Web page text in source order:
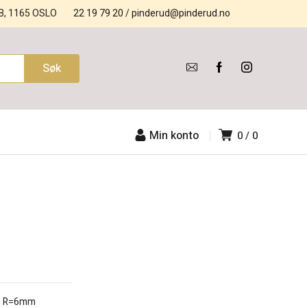
22 19 79 20/pinderud@pinderud.no
1165 OSLO
0 0
Min konto